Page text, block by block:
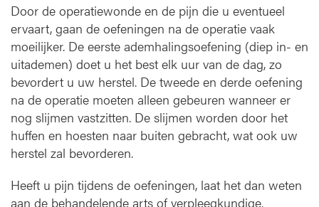
Door de operatiewonde en de pijn die u eventueel
ervaart, gaan de oefeningen na de operatie vaak
moeilijker. De eerste ademhalingsoefening (diep in- en
uitademen) doet u het best elk uur van de dag, zo
bevordert u uw herstel. De tweede en derde oefening
na de operatie moeten alleen gebeuren wanneer er
nog slijmen vastzitten. De slijmen worden door het
huffen en hoesten naar buiten gebracht, wat ook uw
herstel zal bevorderen.
Heeft u pijn tijdens de oefeningen, laat het dan weten
aan de behandelende arts of verpleegkundige.